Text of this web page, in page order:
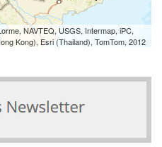
NAVTEQ, USGS, Intermap, iPC,
Kong), Esri (Thailand), TomTom, 2012